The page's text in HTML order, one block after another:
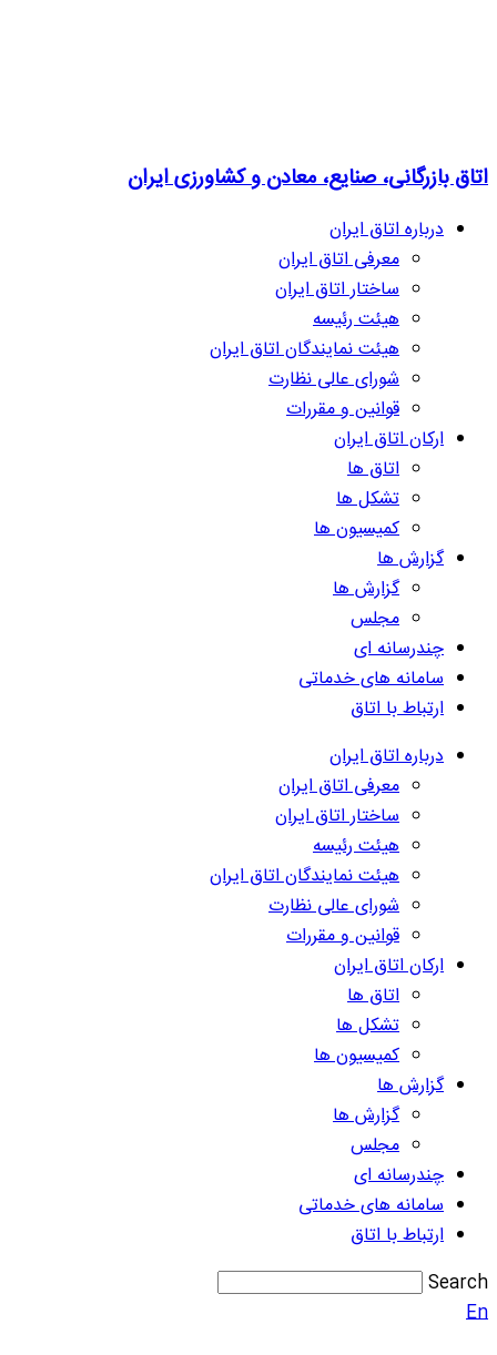
اتاق بازرگانی، صنایع، معادن و کشاورزی ایران
درباره اتاق ایران
معرفی اتاق ایران
ساختار اتاق ایران
هیئت رئیسه
هیئت نمایندگان اتاق ایران
شورای عالی نظارت
قوانین و مقررات
ارکان اتاق ایران
اتاق ها
تشکل ها
کمیسیون ها
گزارش ها
گزارش ها
مجلس
چندرسانه ای
سامانه های خدماتی
ارتباط با اتاق
درباره اتاق ایران
معرفی اتاق ایران
ساختار اتاق ایران
هیئت رئیسه
هیئت نمایندگان اتاق ایران
شورای عالی نظارت
قوانین و مقررات
ارکان اتاق ایران
اتاق ها
تشکل ها
کمیسیون ها
گزارش ها
گزارش ها
مجلس
چندرسانه ای
سامانه های خدماتی
ارتباط با اتاق
Search
En